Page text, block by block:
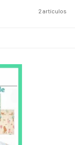
2 artículos